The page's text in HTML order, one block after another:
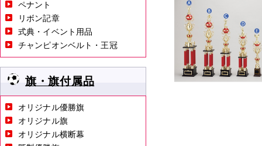
ペナント
リボン記章
式典・イベント用品
チャンピオンベルト・王冠
旗・旗付属品
オリジナル優勝旗
オリジナル旗
オリジナル横断幕